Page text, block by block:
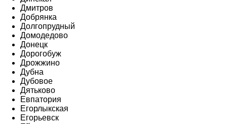
Дмитров
Добрянка
Долгопрудный
Домодедово
Донецк
Дорогобуж
Дрожжино
Дубна
Дубовое
Дятьково
Евпатория
Егорлыкская
Егорьевск